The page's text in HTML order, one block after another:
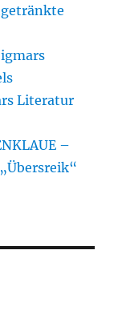
Literatur
–